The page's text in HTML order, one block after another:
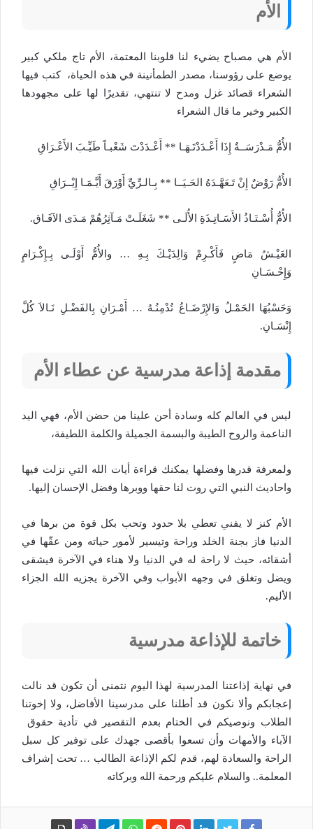
الأم
الأم هي مصباح يضيء لنا قلوبنا المعتمة، الأم تاج ملكي كبير
يوضع على رؤوسنا، مصدر الطمأنينة في هذه الحياة، كتب فيها
الشعراء قصائد غزل ومدح لا تنتهي، تقديرًا لها على مجهودها
الكبير وخير ما قال الشعراء
الأُمُّ مَـدْرَسَــةٌ إِذَا أَعْـدَدْتَـهَـا ** أَعْـدَدْتَ شَعْبـاً طَيِّـبَ الأَعْـرَاقِ
الأُمُّ رَوْضٌ إِنْ تَـعَهَّـدَهُ الحَـيَــا ** بِـالـرِّيِّ أَوْرَقَ أَيَّـمَـا إِيْــرَاقِ
الأُمُّ أُسْـتَـاذُ الأَسَـاتِـذَةِ الأُلَـى ** شَغَلَـتْ مَـآثِرُهُمْ مَـدَى الآفَـاق.
العَيْـشُ مَاضٍ فَأَكْـرِمْ وَالِدَيْـكَ بِـهِ … والأُمُّ أَوْلَـى بِـإِكْـرَامٍ
وَإِحْـسَـانِ
وَحَسْبُهَا الحَمْـلُ وَالإِرْضَـاعُ تُدْمِنُـهُ … أَمْـرَانِ بِالفَضْـلِ نَـالاَ كُلَّ
إِنْسَـانِ.
مقدمة إذاعة مدرسية عن عطاء الأم
ليس في العالم كله وسادة أحن علينا من حضن الأم، فهي اليد
الناعمة والروح الطيبة والبسمة الجميلة والكلمة اللطيفة،
ولمعرفة قدرها وفضلها يمكنك قراءة أيات الله التي نزلت فيها
واحاديث النبي التي روت لنا حقها ووبرها وفضل الإحسان إليها.
الأم كنز لا يفني تعطي بلا حدود وتحب بكل قوة من برها في
الدنيا فاز بجنة الخلد وراحة وتيسير لأمور حياته ومن عقّها في
أشقائه، حيث لا راحة له في الدنيا ولا هناء في الآخرة فيشقى
ويضل وتغلق في وجهه الأبواب وفي الآخرة يجزيه الله الجزاء
الأليم.
خاتمة للإذاعة مدرسية
في نهاية إذاعتنا المدرسية لهذا اليوم نتمنى أن تكون قد نالت
إعجابكم وألا نكون قد أطلنا على مدرسينا الأفاضل، ولا إخوتنا
الطلاب ونوصيكم في الختام بعدم التقصير في تأدية حقوق
الآباء والأمهات وأن تسعوا بأقصى جهدك على توفير كل سبل
الراحة والسعادة لهم، قدم لكم الإذاعة الطالب … تحت إشراف
المعلمة.. والسلام عليكم ورحمة الله وبركاته